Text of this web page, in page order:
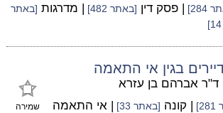
284] | פסק דין [באתר 482] | מדרגות [באתר
בגין אי התאמה
שמירה
ד"ר אברהם בן עזרא
| קונה [באתר 33] | אי התאמה